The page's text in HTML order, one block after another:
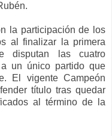
la participación de los
al finalizar la primera
disputan las cuatro
un único partido que
El vigente Campeón
título tras quedar
al término de la